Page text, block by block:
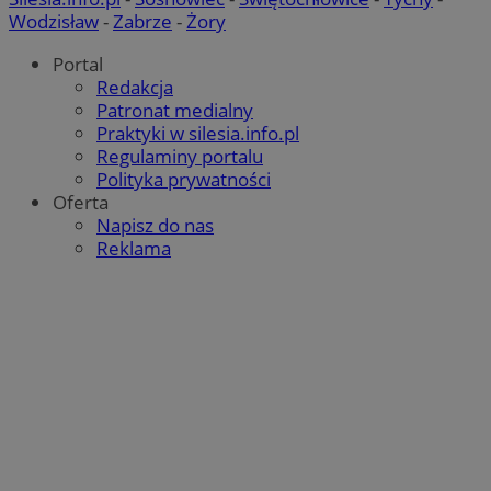
Wodzisław-Zabrze -Żory
Portal
Redakcja
Patronat medialny
Praktyki w silesia.info.pl
Regulaminy portalu
Polityka prywatności
Oferta
Napisz do nas
Reklama
MvSessID